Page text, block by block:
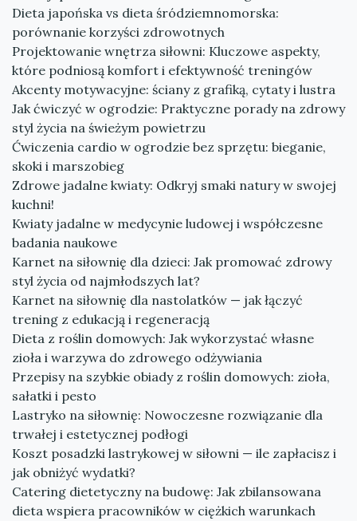
Dieta japońska vs dieta śródziemnomorska:
porównanie korzyści zdrowotnych
Projektowanie wnętrza siłowni: Kluczowe aspekty,
które podniosą komfort i efektywność treningów
Akcenty motywacyjne: ściany z grafiką, cytaty i lustra
Jak ćwiczyć w ogrodzie: Praktyczne porady na zdrowy
styl życia na świeżym powietrzu
Ćwiczenia cardio w ogrodzie bez sprzętu: bieganie,
skoki i marszobieg
Zdrowe jadalne kwiaty: Odkryj smaki natury w swojej
kuchni!
Kwiaty jadalne w medycynie ludowej i współczesne
badania naukowe
Karnet na siłownię dla dzieci: Jak promować zdrowy
styl życia od najmłodszych lat?
Karnet na siłownię dla nastolatków — jak łączyć
trening z edukacją i regeneracją
Dieta z roślin domowych: Jak wykorzystać własne
zioła i warzywa do zdrowego odżywiania
Przepisy na szybkie obiady z roślin domowych: zioła,
sałatki i pesto
Lastryko na siłownię: Nowoczesne rozwiązanie dla
trwałej i estetycznej podłogi
Koszt posadzki lastrykowej w siłowni — ile zapłacisz i
jak obniżyć wydatki?
Catering dietetyczny na budowę: Jak zbilansowana
dieta wspiera pracowników w ciężkich warunkach